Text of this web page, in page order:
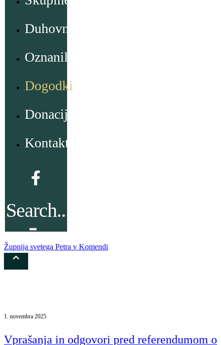
Duhovno
Oznanila
Dogodki
Donacije
Kontakt
Župnija svetega Petra v Komendi
1. novembra 2025
Vprašanja in odgovori pred referendumom o